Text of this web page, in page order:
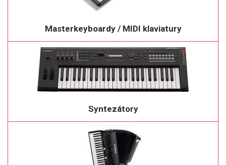
Masterkeyboardy / MIDI klaviatury
Syntezátory